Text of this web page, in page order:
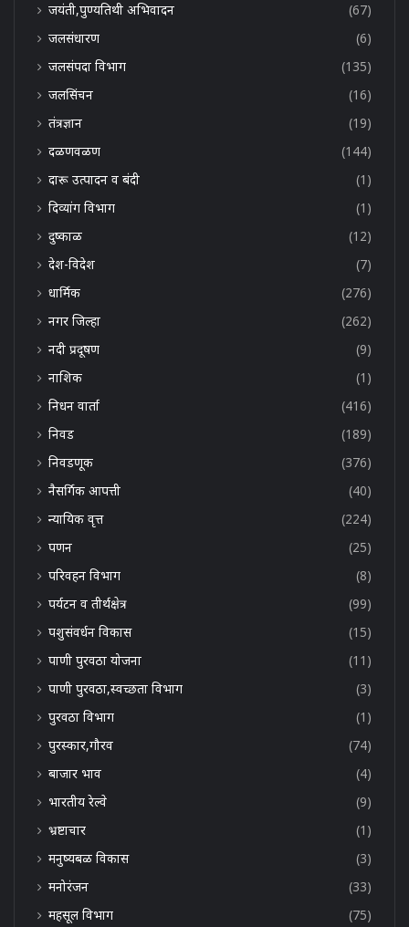
जयंती,पुण्यतिथी अभिवादन
(67)
जलसंधारण
(6)
जलसंपदा विभाग
(135)
जलसिंचन
(16)
तंत्रज्ञान
(19)
दळणवळण
(144)
दारू उत्पादन व बंदी
(1)
दिव्यांग विभाग
(1)
दुष्काळ
(12)
देश-विदेश
(7)
धार्मिक
(276)
नगर जिल्हा
(262)
नदी प्रदूषण
(9)
नाशिक
(1)
निधन वार्ता
(416)
निवड
(189)
निवडणूक
(376)
नैसर्गिक आपत्ती
(40)
न्यायिक वृत्त
(224)
पणन
(25)
परिवहन विभाग
(8)
पर्यटन व तीर्थक्षेत्र
(99)
पशुसंवर्धन विकास
(15)
पाणी पुरवठा योजना
(11)
पाणी पुरवठा,स्वच्छता विभाग
(3)
पुरवठा विभाग
(1)
पुरस्कार,गौरव
(74)
बाजार भाव
(4)
भारतीय रेल्वे
(9)
भ्रष्टाचार
(1)
मनुष्यबळ विकास
(3)
मनोरंजन
(33)
महसूल विभाग
(75)